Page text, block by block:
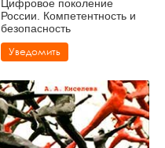
Цифровое поколение
России. Компетентность и
безопасность
Уведомить